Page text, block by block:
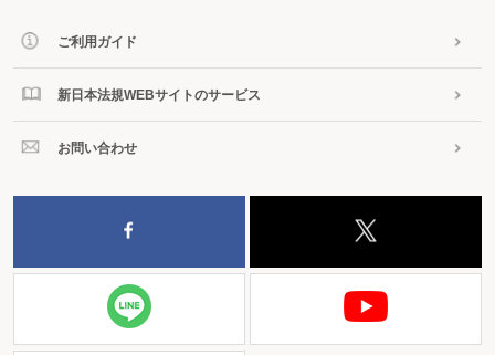
ご利用ガイド
新日本法規WEBサイトのサービス
お問い合わせ